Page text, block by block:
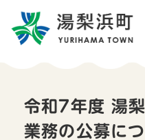
令和7年度 湯
業務の公募に